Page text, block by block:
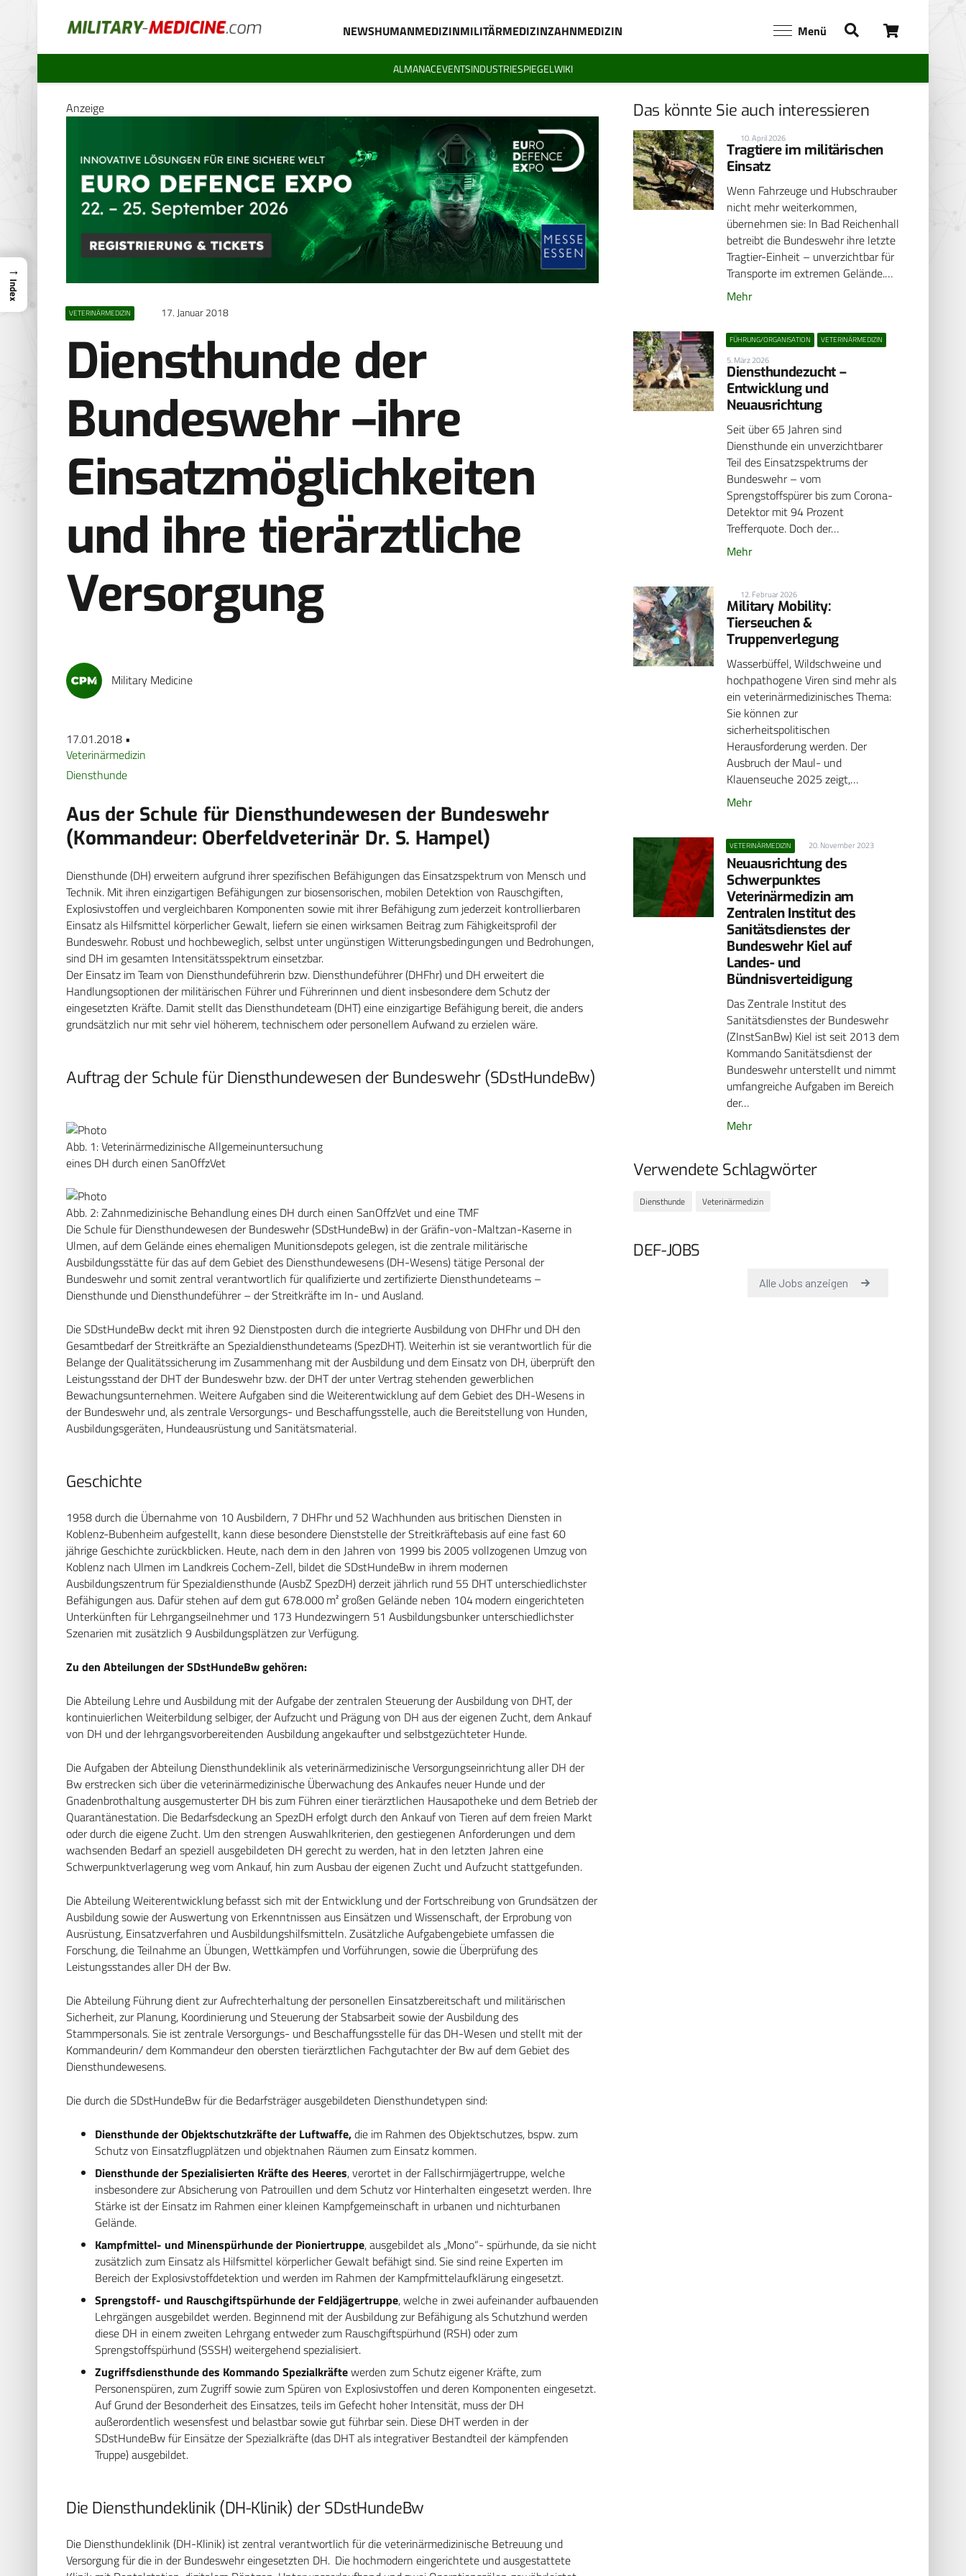
NEWSHUMANMEDIZINMILITÄRMEDIZINZAHNMEDIZIN Menü
ALMANACEVENTSINDUSTRIESPIEGELWIKI
Anzeige
VETERINÄRMEDIZIN 17. Januar 2018
Diensthunde der
Bundeswehr –ihre
Einsatzmöglichkeiten
und ihre ­tierärztliche
Versorgung
Military Medicine
17.01.2018 •
Veterinärmedizin
Diensthunde
Aus der Schule für Diensthundewesen der Bundeswehr
(Kommandeur: Oberfeldveterinär Dr. S. Hampel)
Diensthunde (DH) erweitern aufgrund ihrer spezifischen Befähigungen das Einsatzspek­trum von Mensch und
Technik. Mit ihren einzigartigen Befähigungen zur biosensorischen, mobilen Detektion von Rauschgiften,
Explosivstoffen und vergleichbaren Komponenten sowie mit ihrer Befähigung zum jederzeit kontrollierbaren
Einsatz als Hilfsmittel körperlicher Gewalt, liefern sie einen wirksamen Beitrag zum Fähigkeitsprofil der
Bundeswehr. Robust und hochbeweglich, selbst unter ungünstigen Witterungsbedingungen und Bedrohungen,
sind DH im gesamten Intensitätsspektrum einsetzbar.
Der Einsatz im Team von Diensthundeführerin bzw. Diensthundeführer (DHFhr) und DH erweitert die
Handlungsoptionen der militärischen Führer und Führerinnen und dient insbesondere dem Schutz der
eingesetzten Kräfte. Damit stellt das Diensthundeteam (DHT) eine einzigartige Befähigung bereit, die anders
grundsätzlich nur mit sehr viel höherem, technischem oder personellem Aufwand zu erzielen wäre.
Auftrag der Schule für Diensthundewesen der Bundeswehr (SDstHundeBw)
Abb. 1: Veterinärmedizinische Allgemeinuntersuchung
eines DH durch einen SanOffzVet
Abb. 2: Zahnmedizinische Behandlung eines DH durch einen SanOffzVet und eine TMF
Die Schule für Diensthundewesen der Bundeswehr (SDstHundeBw) in der Gräfin-von-Maltzan-Kaserne in
Ulmen, auf dem Gelände eines ehemaligen Munitionsdepots gelegen, ist die zentrale militärische
Ausbildungsstätte für das auf dem Gebiet des Diensthundewesens (DH-Wesens) tätige Personal der
Bundeswehr und somit zentral verantwortlich für qualifizierte und zertifizierte Diensthundeteams –
Diensthunde und Diensthundeführer – der Streitkräfte im In- und Ausland.
Die SDstHundeBw deckt mit ihren 92 Dienstposten durch die integrierte Ausbildung von DHFhr und DH den
Gesamtbedarf der Streitkräfte an Spezialdiensthundeteams (SpezDHT). Weiterhin ist sie verantwortlich für die
Belange der Qualitätssicherung im Zusammenhang mit der Ausbildung und dem Einsatz von DH, überprüft den
Leistungsstand der DHT der Bundeswehr bzw. der DHT der unter Vertrag stehenden gewerblichen
Bewachungsunternehmen. Weitere Aufgaben sind die Weiterentwicklung auf dem Gebiet des DH-Wesens in
der Bundeswehr und, als zentrale Versorgungs- und Beschaffungsstelle, auch die Bereitstellung von Hunden,
Ausbildungsgeräten, Hundeausrüstung und Sanitätsmaterial.
Geschichte
1958 durch die Übernahme von 10 Ausbildern, 7 DHFhr und 52 Wachhunden aus britischen Diensten in
Koblenz-Bubenheim aufgestellt, kann diese besondere Dienststelle der Streitkräftebasis auf eine fast 60
jährige Geschichte zurückblicken. Heute, nach dem in den Jahren von 1999 bis 2005 vollzogenen Umzug von
Koblenz nach Ulmen im Landkreis Cochem-Zell, bildet die SDstHundeBw in ihrem modernen
Ausbildungszentrum für Spezialdiensthunde (AusbZ SpezDH) derzeit jährlich rund 55 DHT unterschiedlichster
Befähigungen aus. Dafür stehen auf dem gut 678.000 m² großen Gelände neben 104 modern eingerichteten
Unterkünften für Lehrgangseilnehmer und 173 Hundezwingern 51 Ausbildungsbunker unterschiedlichster
Szenarien mit zusätzlich 9 Ausbildungsplätzen zur Verfügung.
Zu den Abteilungen der SDstHundeBw gehören:
Die Abteilung Lehre und Ausbildung mit der Aufgabe der zentralen Steuerung der Ausbildung von DHT, der
kontinuierlichen Weiterbildung selbiger, der Aufzucht und Prägung von DH aus der eigenen Zucht, dem Ankauf
von DH und der lehrgangsvorbereitenden Ausbildung angekaufter und selbstgezüchteter Hunde.
Die Aufgaben der Abteilung Diensthundeklinik als veterinärmedizinische Versorgungseinrichtung aller DH der
Bw erstrecken sich über die veterinärmedizinische Überwachung des Ankaufes neuer Hunde und der
Gnadenbrothaltung ausgemusterter DH bis zum Führen einer tierärztlichen Hausapotheke und dem Betrieb der
Quarantänestation. Die Bedarfsdeckung an SpezDH erfolgt durch den Ankauf von Tieren auf dem freien Markt
oder durch die eigene Zucht. Um den strengen Auswahlkriterien, den gestiegenen Anforderungen und dem
wachsenden Bedarf an speziell ausgebildeten DH gerecht zu werden, hat in den letzten Jahren eine
Schwerpunktverlagerung weg vom Ankauf, hin zum Ausbau der eigenen Zucht und Aufzucht stattgefunden.
Die Abteilung Weiterentwicklung befasst sich mit der Entwicklung und der Fortschreibung von Grundsätzen der
Ausbildung sowie der Auswertung von Erkenntnissen aus Einsätzen und Wissenschaft, der Erprobung von
Ausrüstung, Einsatzverfahren und Ausbildungshilfsmitteln. Zusätzliche Aufgabengebiete umfassen die
Forschung, die Teilnahme an Übungen, Wettkämpfen und Vorführungen, sowie die Überprüfung des
Leistungsstandes aller DH der Bw.
Die Abteilung Führung dient zur Aufrechterhaltung der personellen Einsatzbereitschaft und militärischen
Sicherheit, zur Planung, Koordinierung und Steuerung der Stabsarbeit sowie der Ausbildung des
Stammpersonals. Sie ist zentrale Versorgungs- und Beschaffungsstelle für das DH-Wesen und stellt mit der
Kommandeurin/ dem Kommandeur den obersten tierärztlichen Fachgutachter der Bw auf dem Gebiet des
Diensthundewesens.
Die durch die SDstHundeBw für die Bedarfsträger ausgebildeten Diensthundetypen sind:
Diensthunde der Objektschutzkräfte der Luftwaffe,die im Rahmen des Objektschutzes, bspw. zum
Schutz von Einsatzflugplätzen und objektnahen Räumen zum Einsatz kommen.
Diensthunde der Spezialisierten Kräfte des Heeres, verortet in der Fallschirmjägertruppe, welche
insbesondere zur Absicherung von Patrouillen und dem Schutz vor Hinterhalten eingesetzt werden. Ihre
Stärke ist der Einsatz im Rahmen einer kleinen Kampfgemeinschaft in urbanen und nichturbanen
Gelände.
Kampfmittel- und Minenspürhunde der Pioniertruppe, ausgebildet als „Mono“- ­spürhunde, da sie nicht
zusätzlich zum Einsatz als Hilfsmittel körperlicher Gewalt befähigt sind. Sie sind reine Experten im
Bereich der Explosivstoffdetektion und werden im Rahmen der Kampfmittelaufklärung eingesetzt.
Sprengstoff- und Rauschgiftspürhunde der Feldjägertruppe, welche in zwei aufeinander aufbauenden
Lehrgängen ausgebildet werden. Beginnend mit der Ausbildung zur Befähigung als Schutzhund werden
diese DH in einem zweiten Lehrgang entweder zum Rauschgiftspürhund (RSH) oder zum
Sprengstoffspürhund (SSSH) weitergehend spezialisiert.
Zugriffsdiensthunde des Kommando Spezial­kräftewerden zum Schutz eigener Kräfte, zum
Personenspüren, zum Zugriff sowie zum Spüren von Explosivstoffen und deren Komponenten eingesetzt.
Auf Grund der Besonderheit des Einsatzes, teils im Gefecht hoher Intensität, muss der DH
außerordentlich wesensfest und belastbar sowie gut führbar sein. Diese DHT werden in der
SDstHundeBw für Einsätze der Spezialkräfte (das DHT als inte­grativer Bestandteil der kämpfenden
Truppe) ausgebildet.
Die Diensthundeklinik (DH-Klinik) der SDstHundeBw
Die Diensthundeklinik (DH-Klinik) ist zentral verantwortlich für die veterinärmedizinische Betreuung und
Versorgung für die in der Bundeswehr eingesetzten DH. Die hochmodern eingerichtete und ausgestattete
Das könnte Sie auch interessieren
10. April 2026
Tragtiere im militärischen
Einsatz
Wenn Fahrzeuge und Hubschrauber
nicht mehr weiterkommen,
übernehmen sie: In Bad Reichenhall
betreibt die Bundeswehr ihre letzte
Tragtier-Einheit – unverzichtbar für
Transporte im extremen Gelände.…
Mehr
FÜHRUNG/ORGANISATION VETERINÄRMEDIZIN
5. März 2026
Diensthundezucht –
Entwicklung und
Neuausrichtung
Seit über 65 Jahren sind
Diensthunde ein unverzichtbarer
Teil des Einsatzspektrums der
Bundeswehr – vom
Sprengstoffspürer bis zum Corona-
Detektor mit 94 Prozent
Trefferquote. Doch der…
Mehr
12. Februar 2026
Military Mobility:
Tierseuchen &
Truppenverlegung
Wasserbüffel, Wildschweine und
hochpathogene Viren sind mehr als
ein veterinärmedizinisches Thema:
Sie können zur
sicherheitspolitischen
Herausforderung werden. Der
Ausbruch der Maul- und
Klauenseuche 2025 zeigt,…
Mehr
VETERINÄRMEDIZIN 20. November 2023
Neuausrichtung des
Schwerpunktes
Veterinärmedizin am
Zentralen Institut des
Sanitätsdienstes der
Bundeswehr Kiel auf
Landes- und
Bündnisverteidigung
Das Zentrale Institut des
Sanitätsdienstes der Bundeswehr
(ZInstSanBw) Kiel ist seit 2013 dem
Kommando Sanitätsdienst der
Bundeswehr unterstellt und nimmt
umfangreiche Aufgaben im Bereich
der…
Mehr
Verwendete Schlagwörter
Diensthunde Veterinärmedizin
DEF-JOBS
→
Index